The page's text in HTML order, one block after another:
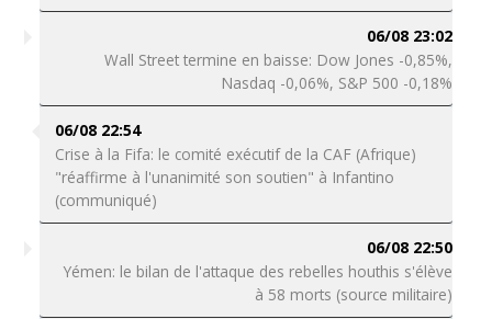
06/08 23:02
Wall Street termine en baisse: Dow Jones -0,85%,
Nasdaq -0,06%, S&P 500 -0,18%
06/08 22:54
Crise à la Fifa: le comité exécutif de la CAF (Afrique)
"réaffirme à l'unanimité son soutien" à Infantino
(communiqué)
06/08 22:50
Yémen: le bilan de l'attaque des rebelles houthis s'élève
à 58 morts (source militaire)